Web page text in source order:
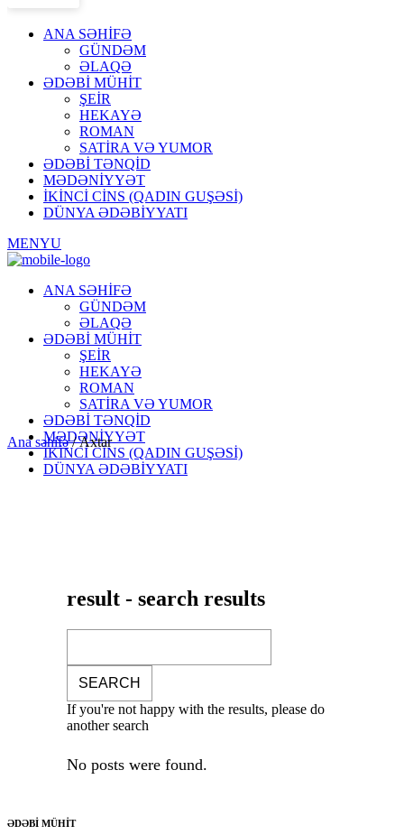
ANA SƏHİFƏ
GÜNDƏM
ƏLAQƏ
ƏDƏBİ MÜHİT
ŞEİR
HEKAYƏ
ROMAN
SATİRA VƏ YUMOR
ƏDƏBİ TƏNQİD
MƏDƏNİYYƏT
İKİNCİ CİNS (QADIN GUŞƏSİ)
DÜNYA ƏDƏBİYYATI
MENYU
ANA SƏHİFƏ
GÜNDƏM
ƏLAQƏ
ƏDƏBİ MÜHİT
ŞEİR
HEKAYƏ
ROMAN
SATİRA VƏ YUMOR
ƏDƏBİ TƏNQİD
MƏDƏNİYYƏT
İKİNCİ CİNS (QADIN GUŞƏSİ)
DÜNYA ƏDƏBİYYATI
Ana səhifə/Axtar
result - search results
If you're not happy with the results, please do
another search
No posts were found.
ƏDƏBİ MÜHİT